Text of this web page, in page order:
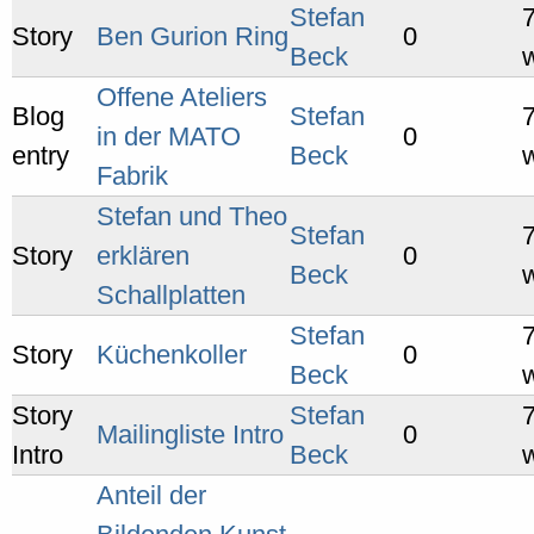
Story Ben Gurion Ring
Stefan
Beck
0
Blog
entry
Offene Ateliers
in der MATO
Fabrik
Stefan
Beck
0
Story
Stefan und Theo
erklären
Schallplatten
Stefan
Beck
0
Story Küchenkoller
Stefan
Beck
0
Story
Intro
Mailingliste Intro
Stefan
Beck
0
Anteil der